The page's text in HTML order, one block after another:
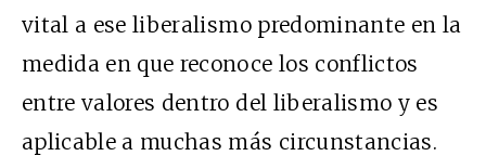
vital a ese liberalismo predominante en la
medida en que reconoce los conflictos
entre valores dentro del liberalismo y es
aplicable a muchas más circunstancias.